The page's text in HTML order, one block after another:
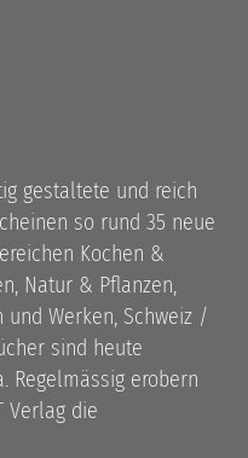
gestaltete und reich
so rund 35 neue
Kochen &
Natur & Pflanzen,
Werken, Schweiz /
sind heute
Regelmässig erobern
Verlag die